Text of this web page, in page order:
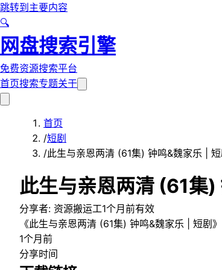
跳转到主要内容
🔍
网盘搜索引擎
免费资源搜索平台
首页搜索专题关于
首页
/短剧
/此生与亲恩两清 (61集) 钟鸣&魏家乐 | 短
此生与亲恩两清 (61集)
分享者: 资源搬运工1个月前有效
《此生与亲恩两清 (61集) 钟鸣&魏家乐 | 短剧
1个月前
分享时间